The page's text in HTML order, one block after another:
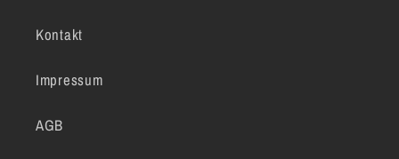
Kontakt
Impressum
AGB